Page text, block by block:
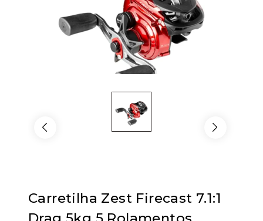
Carretilha Zest Firecast 7.1:1